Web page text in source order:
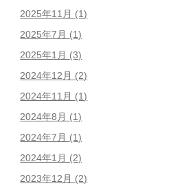
2025年11月 (1)
2025年7月 (1)
2025年1月 (3)
2024年12月 (2)
2024年11月 (1)
2024年8月 (1)
2024年7月 (1)
2024年1月 (2)
2023年12月 (2)